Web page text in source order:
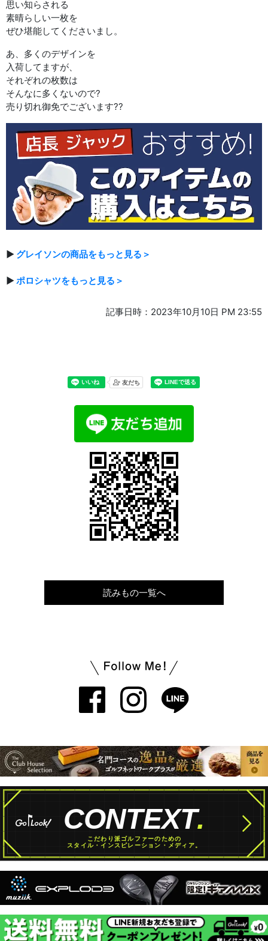
思い知らされる
素晴らしい一枚を
ぜひ堪能してくださいまし。
あ、多くのデザインを
入荷してますが、
それぞれの枚数は
そんなに多くないので?
売り切れ御免でございます??
▶ グレイソンの商品をもっと見る＞
▶ポロシャツをもっと見る＞
記事日時：2023年10月10日 PM 23:55
読みもの一覧へ